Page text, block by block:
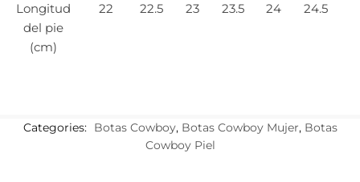
Longitud
del pie
(cm)
22 22.5 23 23.5 24 24.5
Categories: Botas Cowboy, Botas Cowboy Mujer, Botas
Cowboy Piel